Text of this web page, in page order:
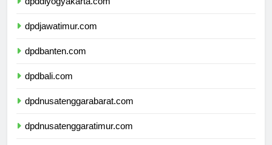
dpdjawatimur.com
dpdbanten.com
dpdbali.com
dpdnusatenggarabarat.com
dpdnusatenggaratimur.com